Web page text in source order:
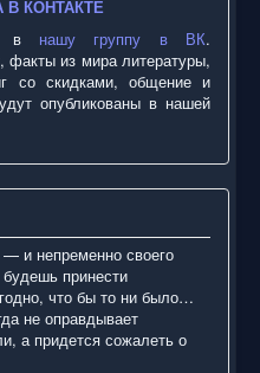
КОНТАКТЕ
в нашу группу в ВК.
факты из мира литературы,
со скидками, общение и
опубликованы в нашей
и непременно своего
принести
что бы то ни было…
не оправдывает
а придется сожалеть о